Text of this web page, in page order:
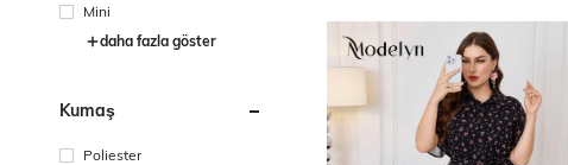
Mini
daha fazla göster
Kumaş
Poliester